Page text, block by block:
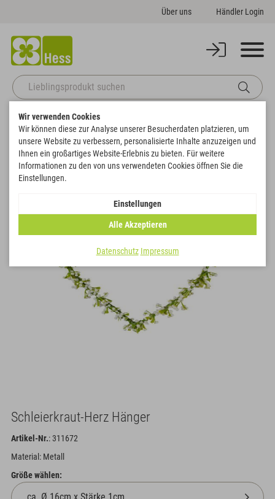
Über uns Händler Login
Startseite Themenwelten
Zurück zur Artikelübersicht
Schleierkraut-Herz Hänger
Artikel-Nr.: 311672
Material: Metall
Größe wählen:
Wir verwenden Cookies
Wir können diese zur Analyse unserer Besucherdaten platzieren, um
unsere Website zu verbessern, personalisierte Inhalte anzuzeigen und
Ihnen ein großartiges Website-Erlebnis zu bieten. Für weitere
Informationen zu den von uns verwendeten Cookies öffnen Sie die
Einstellungen.
Einstellungen
Alle Akzeptieren
Datenschutz Impressum